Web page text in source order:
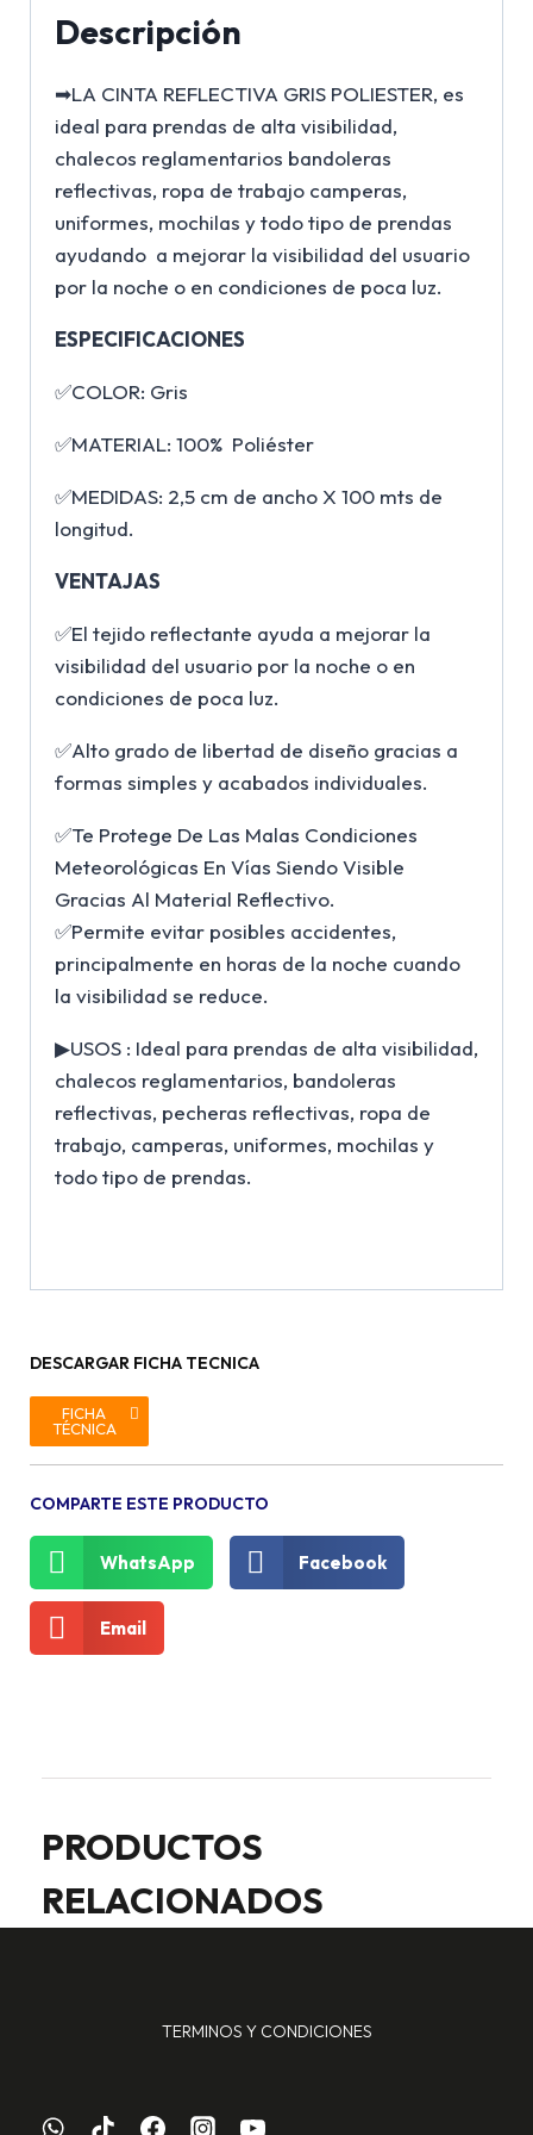
Descripción
➡LA CINTA REFLECTIVA GRIS POLIESTER, es
ideal para prendas de alta visibilidad,
chalecos reglamentarios bandoleras
reflectivas, ropa de trabajo camperas,
uniformes, mochilas y todo tipo de prendas
ayudando a mejorar la visibilidad del usuario
por la noche o en condiciones de poca luz.
ESPECIFICACIONES
✅COLOR: Gris
✅MATERIAL: 100% Poliéster
✅MEDIDAS: 2,5 cm de ancho X 100 mts de
longitud.
VENTAJAS
✅El tejido reflectante ayuda a mejorar la
visibilidad del usuario por la noche o en
condiciones de poca luz.
✅Alto grado de libertad de diseño gracias a
formas simples y acabados individuales.
✅Te Protege De Las Malas Condiciones
Meteorológicas En Vías Siendo Visible
Gracias Al Material Reflectivo.
✅Permite evitar posibles accidentes,
principalmente en horas de la noche cuando
la visibilidad se reduce.
▶USOS : Ideal para prendas de alta visibilidad,
chalecos reglamentarios, bandoleras
reflectivas, pecheras reflectivas, ropa de
trabajo, camperas, uniformes, mochilas y
todo tipo de prendas.
DESCARGAR FICHA TECNICA
FICHA
TÉCNICA
COMPARTE ESTE PRODUCTO
WhatsApp Facebook
Email
PRODUCTOS
RELACIONADOS
TERMINOS Y CONDICIONES